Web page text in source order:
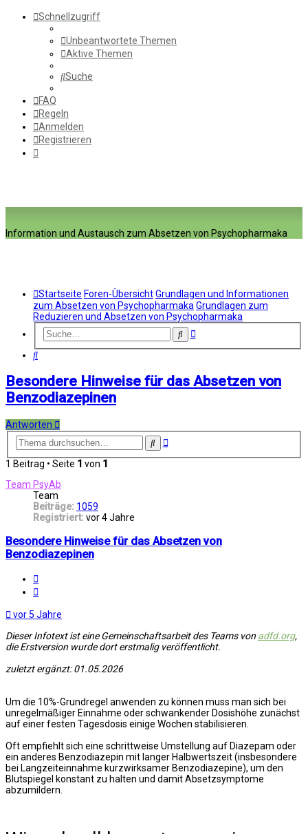
Schnellzugriff
Unbeantwortete Themen
Aktive Themen
Suche
FAQ
Regeln
Anmelden
Registrieren
Information und Austausch zum Absetzen von Psychopharmaka
Startseite Foren-ÜbersichtGrundlagen und Informationen
zum Absetzen von Psychopharmaka Grundlagen zum
Reduzieren und Absetzen von Psychopharmaka
SucheErweiterte
Suche
Besondere Hinweise für das Absetzen von
Benzodiazepinen
Antworten
SucheErweiterte
1 Beitrag • Seite 1 von 1
Team PsyAb
Team
Beiträge: 1059
Registriert: vor 4 Jahre
Besondere Hinweise für das Absetzen von
Benzodiazepinen
vor 5 Jahre
Dieser Infotext ist eine Gemeinschaftsarbeit des Teams von adfd.org,
die Erstversion wurde dort erstmalig veröffentlicht.
zuletzt ergänzt: 01.05.2026
Um die 10%-Grundregel anwenden zu können muss man sich bei
unregelmäßiger Einnahme oder schwankender Dosishöhe zunächst
auf einer festen Tagesdosis einige Wochen stabilisieren.
Oft empfiehlt sich eine schrittweise Umstellung auf Diazepam oder
ein anderes Benzodiazepin mit langer Halbwertszeit (insbesondere
bei Langzeiteinnahme kurzwirksamer Benzodiazepine), um den
Blutspiegel konstant zu halten und damit Absetzsymptome
abzumildern.